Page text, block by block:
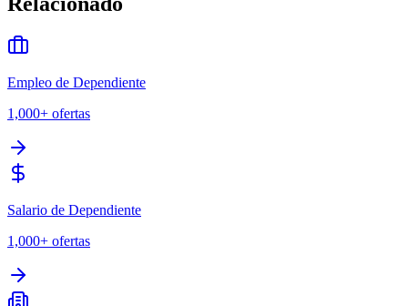
Empleo de Dependiente
1,000+ ofertas
Salario de Dependiente
1,000+ ofertas